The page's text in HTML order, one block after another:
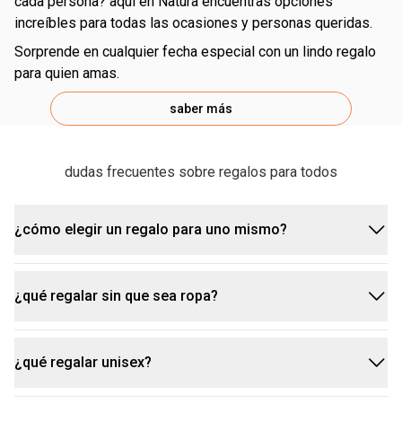
increíbles para todas las ocasiones y personas queridas.
sorprende en cualquier fecha especial con un lindo regalo
para quien amas.
saber más
dudas frecuentes sobre regalos para todos
¿cómo elegir un regalo para uno mismo?
comienza pensando en qué necesitas en este
momento y prueba cosas nuevas.
además de las que ya estás acostumbrado, como
¿qué regalar sin que sea ropa?
la ropa está bien, pero hay un montón de regalos
increíbles esperando a ser descubiertos, como
¿qué regalar unisex?